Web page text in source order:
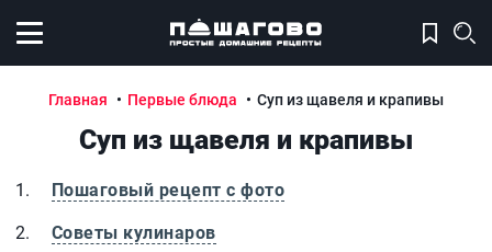
Открыть меню
Главная Первые блюда Суп из щавеля и крапивы
Суп из щавеля и крапивы
Пошаговый рецепт с фото
Советы кулинаров